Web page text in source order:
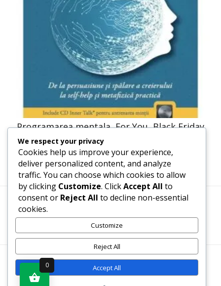
Programarea mentala, For You, Black Friday
41,23lei
Termeni, Condiții & Protecția Datelor (GDPR)
WWW.RECENZII-CARTI.RO ©2026 TOATE DREPTURILE
REZERVATE
We respect your privacy
Cookies help us improve your experience,
deliver personalized content, and analyze
traffic. You can choose which cookies to allow
by clicking Customize. ClickAccept All to
consent or Reject All to decline non-essential
cookies.
Customize
Reject All
Accept All
0